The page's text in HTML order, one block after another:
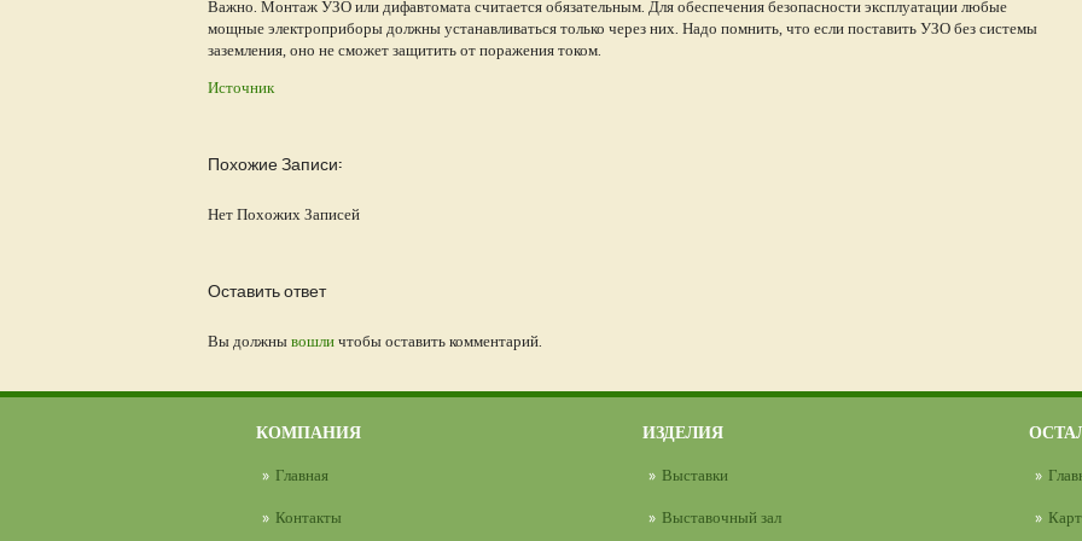
Важно. Монтаж УЗО или дифавтомата считается обязательным. Для обеспечения безопасности эксплуатации любые
мощные электроприборы должны устанавливаться только через них. Надо помнить, что если поставить УЗО без системы
заземления, оно не сможет защитить от поражения током.
Источник
Похожие Записи:
Нет Похожих Записей
Оставить ответ
Вы должнывошличтобы оставить комментарий.
КОМПАНИЯ
Главная
Контакты
ИЗДЕЛИЯ
Выставки
Выставочный зал